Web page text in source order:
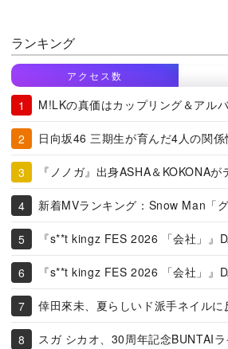
ランキング
アクセス数
M!LKの真価はカップリング＆アル
日向坂46 三期生が育んだ4人の関係
『ノノガ』出身ASHA＆KOKONAが
新着MVランキング：Snow Man「グ
『s**t kingz FES 2026 「会社」』
『s**t kingz FES 2026 「会社」』
倖田來未、夏らしいド派手ネイルに
スガ シカオ、30周年記念BUNTAI